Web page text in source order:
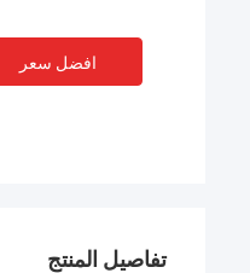
افضل سعر
تفاصيل المنتج